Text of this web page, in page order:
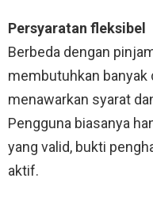
Persyaratan fleksibel
Berbeda dengan
membutuhkan banyak
menawarkan syarat
Pengguna biasanya
yang valid, bukti
aktif.